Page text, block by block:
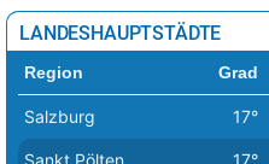
LANDESHAUPTSTÄDTE
Region Grad
Salzburg 17°
Sankt Pölten 17°